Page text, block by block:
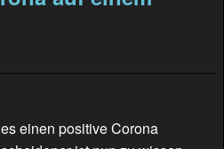
einen positive Corona